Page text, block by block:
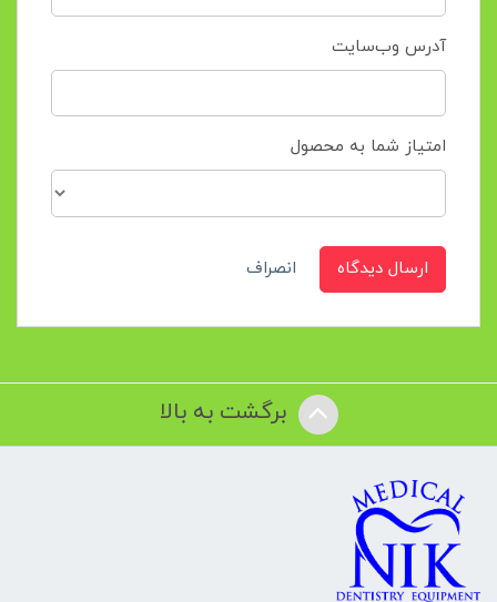
آدرس وب‌سایت
امتیاز شما به محصول
ارسال دیدگاه انصراف
برگشت به بالا